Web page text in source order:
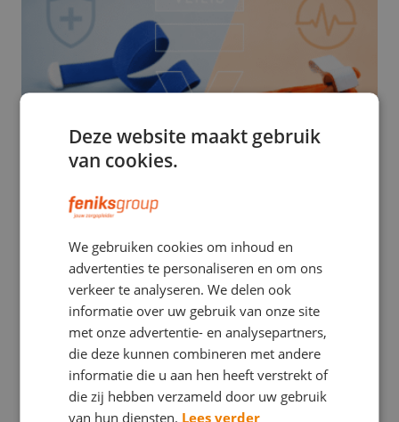
Stuwband versus tourniquet: een verwarrend
verschil met mogelijk ernstige gevolgen
Deze website maakt gebruik
van cookies.
We gebruiken cookies om inhoud en
advertenties te personaliseren en om ons
verkeer te analyseren. We delen ook
informatie over uw gebruik van onze site
met onze advertentie- en analysepartners,
die deze kunnen combineren met andere
informatie die u aan hen heeft verstrekt of
die zij hebben verzameld door uw gebruik
van hun diensten. Lees verder